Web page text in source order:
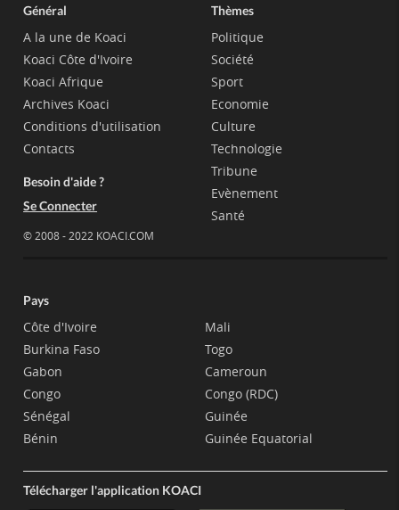
Général
A la une de Koaci
Koaci Côte d'Ivoire
Koaci Afrique
Archives Koaci
Conditions d'utilisation
Contacts
Besoin d'aide ?
Se Connecter
© 2008 - 2022 KOACI.COM
Thèmes
Politique
Société
Sport
Economie
Culture
Technologie
Tribune
Evènement
Santé
Pays
Côte d'Ivoire
Burkina Faso
Gabon
Congo
Sénégal
Bénin
Mali
Togo
Cameroun
Congo (RDC)
Guinée
Guinée Equatorial
Télécharger l'application KOACI